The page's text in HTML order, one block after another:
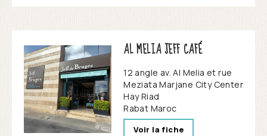
AL MELIA JEFF CAFÉ
12 angle av. Al Melia et rue
Meziata Marjane City Center
Hay Riad
Rabat Maroc
Voir la fiche